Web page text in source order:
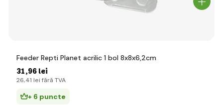
Feeder Repti Planet acrilic 1 bol 8x8x6,2cm
31,96 lei
26,41 lei fără TVA
+ 6 puncte